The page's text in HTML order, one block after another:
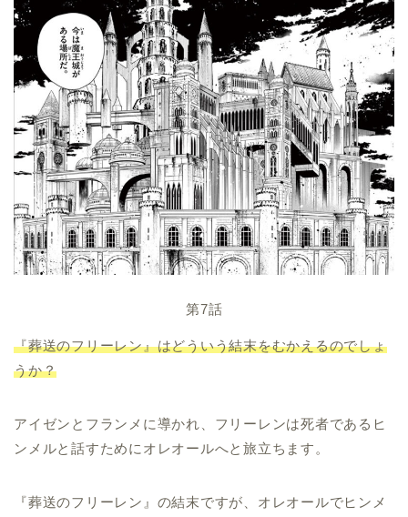
第7話
『葬送のフリーレン』はどういう結末をむかえるのでしょ
うか？
アイゼンとフランメに導かれ、フリーレンは死者であるヒ
ンメルと話すためにオレオールへと旅立ちます。
『葬送のフリーレン』の結末ですが、オレオールでヒンメ